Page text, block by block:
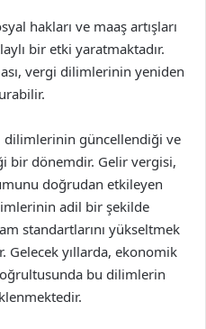
hakları ve maaş artışları
bir etki yaratmaktadır.
vergi dilimlerinin yeniden
dilimlerinin güncellendiği ve
bir dönemdir. Gelir vergisi,
doğrudan etkileyen
adil bir şekilde
standartlarını yükseltmek
Gelecek yıllarda, ekonomik
bu dilimlerin